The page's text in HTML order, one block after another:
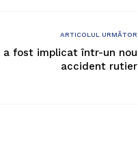
ARTICOLUL URMĂTOR
a fost implicat într-un nou
accident rutier